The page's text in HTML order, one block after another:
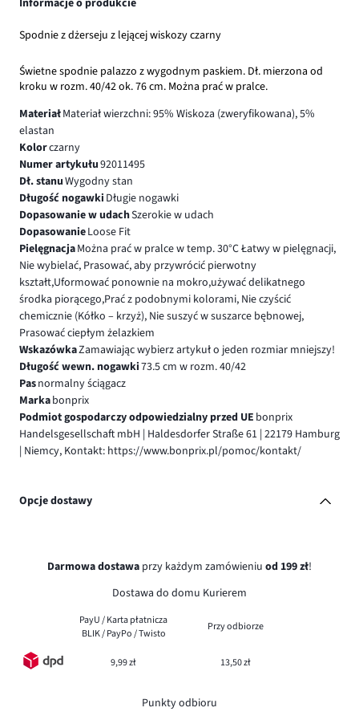
Informacje o produkcie
Spodnie z dżerseju z lejącej wiskozy czarny
Świetne spodnie palazzo z wygodnym paskiem. Dł. mierzona od
kroku w rozm. 40/42 ok. 76 cm. Można prać w pralce.
MateriałMateriał wierzchni: 95% Wiskoza (zweryfikowana), 5%
elastan
Kolorczarny
Numer artykułu92011495
Dł. stanuWygodny stan
Długość nogawki Długie nogawki
Dopasowanie w udachSzerokie w udach
DopasowanieLoose Fit
PielęgnacjaMożna prać w pralce w temp. 30°C Łatwy w pielęgnacji,
Nie wybielać, Prasować, aby przywrócić pierwotny
kształt,Uformować ponownie na mokro,używać delikatnego
środka piorącego,Prać z podobnymi kolorami, Nie czyścić
chemicznie (Kółko – krzyż), Nie suszyć w suszarce bębnowej,
Prasować ciepłym żelazkiem
WskazówkaZamawiając wybierz artykuł o jeden rozmiar mniejszy!
Długość wewn. nogawki73.5 cm w rozm. 40/42
Pasnormalny ściągacz
Markabonprix
Podmiot gospodarczy odpowiedzialny przed UE bonprix
Handelsgesellschaft mbH | Haldesdorfer Straße 61 | 22179 Hamburg
| Niemcy, Kontakt: https://www.bonprix.pl/pomoc/kontakt/
Opcje dostawy
Darmowa dostawa przy każdym zamówieniu od 199 zł!
Dostawa do domu Kurierem
PayU / Karta płatnicza
BLIK / PayPo / Twisto
Przy odbiorze
9,99 zł 13,50 zł
Punkty odbioru